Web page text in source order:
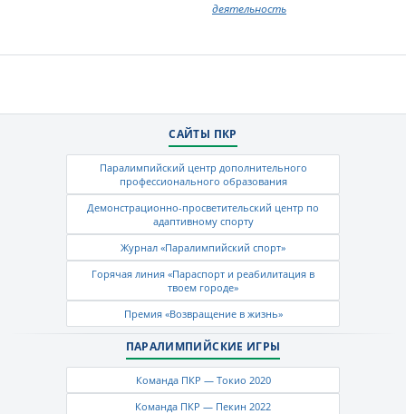
деятельность
САЙТЫ ПКР
Паралимпийский центр дополнительного
профессионального образования
Демонстрационно-просветительский центр по
адаптивному спорту
Журнал «Паралимпийский спорт»
Горячая линия «Параспорт и реабилитация в
твоем городе»
Премия «Возвращение в жизнь»
ПАРАЛИМПИЙСКИЕ ИГРЫ
Команда ПКР — Токио 2020
Команда ПКР — Пекин 2022